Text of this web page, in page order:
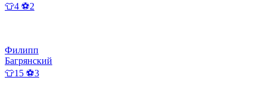
👕4 ⚽2
Филипп
Багрянский
👕15 ⚽3